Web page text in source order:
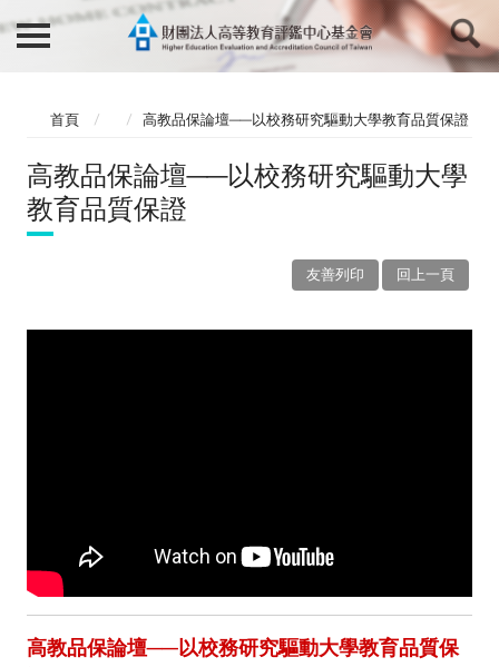
首頁 高教品保論壇──以校務研究驅動大學教育品質保證
高教品保論壇──以校務研究驅動大學
教育品質保證
回上一頁
友善列印
高教品保論壇──以校務研究驅動大學教育品質保